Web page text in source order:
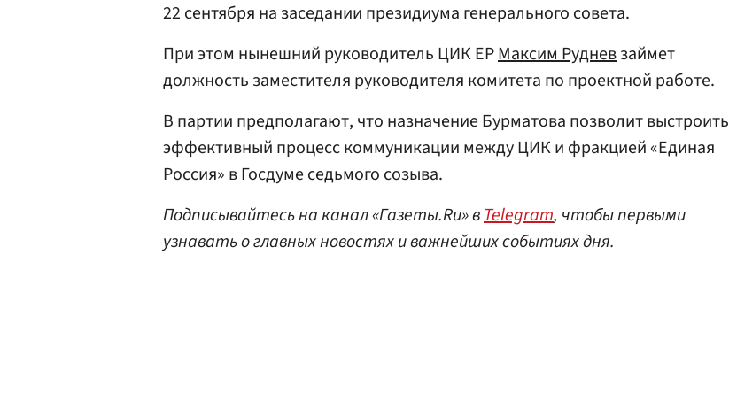
22 сентября на заседании президиума генерального совета.
При этом нынешний руководитель ЦИК ЕРМаксим Рудневзаймет
должность заместителя руководителя комитета по проектной работе.
В партии предполагают, что назначение Бурматова позволит выстроить
эффективный процесс коммуникации между ЦИК и фракцией «Единая
Россия» в Госдуме седьмого созыва.
Подписывайтесь на канал «Газеты.Ru» вTelegram, чтобы первыми
узнавать о главных новостях и важнейших событиях дня.